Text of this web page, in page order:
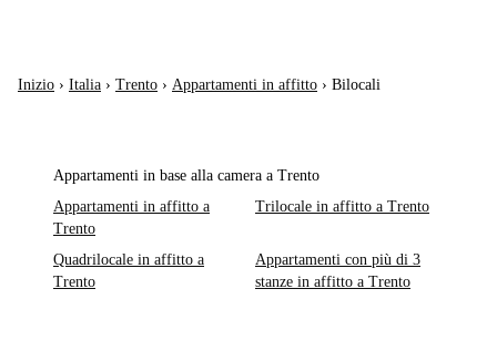
Inizio › Italia › Trento › Appartamenti in affitto › Bilocali
Appartamenti in base alla camera a Trento
Appartamenti in affitto a
Trento
Trilocale in affitto a Trento
Quadrilocale in affitto a
Trento
Appartamenti con più di 3
stanze in affitto a Trento